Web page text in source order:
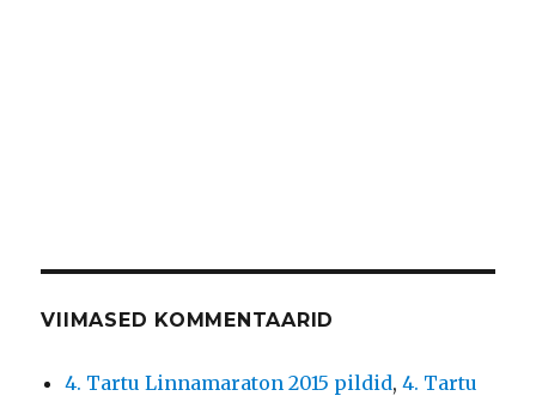
VIIMASED KOMMENTAARID
4. Tartu Linnamaraton 2015 pildid,4. Tartu